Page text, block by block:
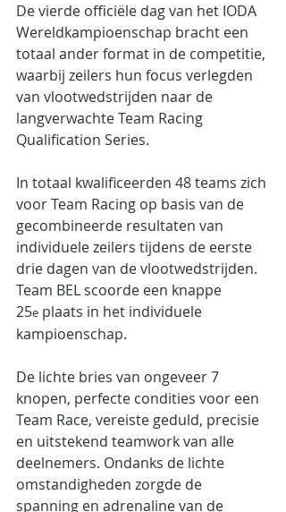
De vierde officiële dag van het IODA
Wereldkampioenschap bracht een
totaal ander format in de competitie,
waarbij zeilers hun focus verlegden
van vlootwedstrijden naar de
langverwachte Team Racing
Qualification Series.
In totaal kwalificeerden 48 teams zich
voor Team Racing op basis van de
gecombineerde resultaten van
individuele zeilers tijdens de eerste
drie dagen van de vlootwedstrijden.
Team BEL scoorde een knappe
25e plaats in het individuele
kampioenschap.
De lichte bries van ongeveer 7
knopen, perfecte condities voor een
Team Race, vereiste geduld, precisie
en uitstekend teamwork van alle
deelnemers. Ondanks de lichte
omstandigheden zorgde de
spanning en adrenaline van de